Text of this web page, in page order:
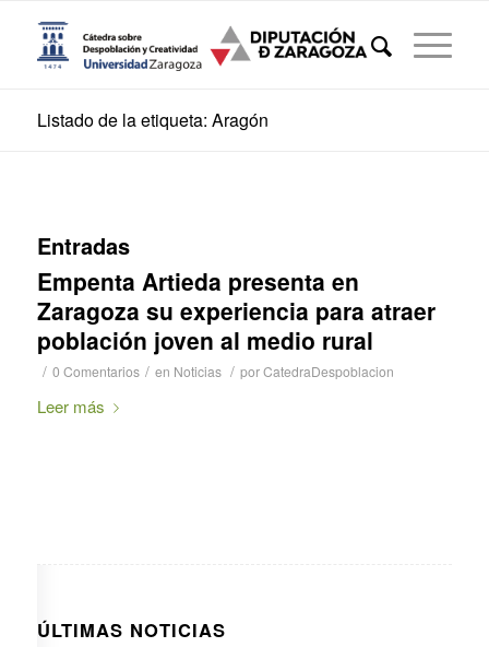
Listado de la etiqueta: Aragón
Entradas
Empenta Artieda presenta en
Zaragoza su experiencia para atraer
población joven al medio rural
/ 0 Comentarios / en Noticias / porCatedraDespoblacion
Leer más
ÚLTIMAS NOTICIAS